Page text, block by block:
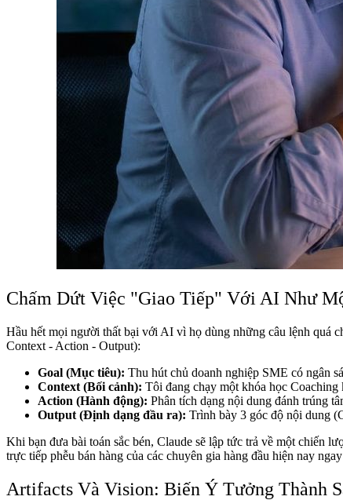
Chấm Dứt Việc "Giao Tiếp" Với AI Như
Hầu hết mọi người thất bại với AI vì họ dùng những câu lệnh quá
Context - Action - Output):
Goal (Mục tiêu): Thu hút chủ doanh nghiệp SME có ngân
Context (Bối cảnh): Tôi đang chạy một khóa học
Action (Hành động): Phân tích dạng nội dung đánh trúng
Output (Định dạng đầu ra): Trình bày 3 góc độ nội dung
Khi bạn đưa bài toán sắc bén, Claude sẽ lập tức trả về một chiến
trực tiếp phễu bán hàng của các chuyên gia hàng đầu hiện nay
Artifacts Và Vision: Biến Ý Tưởng Thành